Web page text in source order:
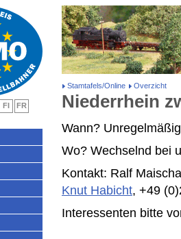
Stamtafels/Online Overzicht
Niederrhein
Wann? Unregelmäßig
Wo? Wechselnd bei
Kontakt: Ralf
Knut Habicht, +49
Interessenten bitte
FI
FR